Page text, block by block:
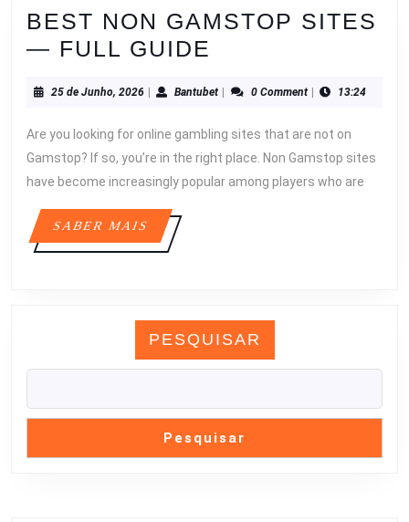
BEST NON GAMSTOP SITES
— FULL GUIDE
GAMSTOP
SITES
—
FULL
25 de Junho, 202625
2026
BantubetBantubet0 Comment 13:24
Are you looking for online gambling sites that are not on
Gamstop? If so, you’re in the right place. Non Gamstop sites
have become increasingly popular among players who are
SABER MAISSABER
MAIS
PESQUISAR
Pesquisar